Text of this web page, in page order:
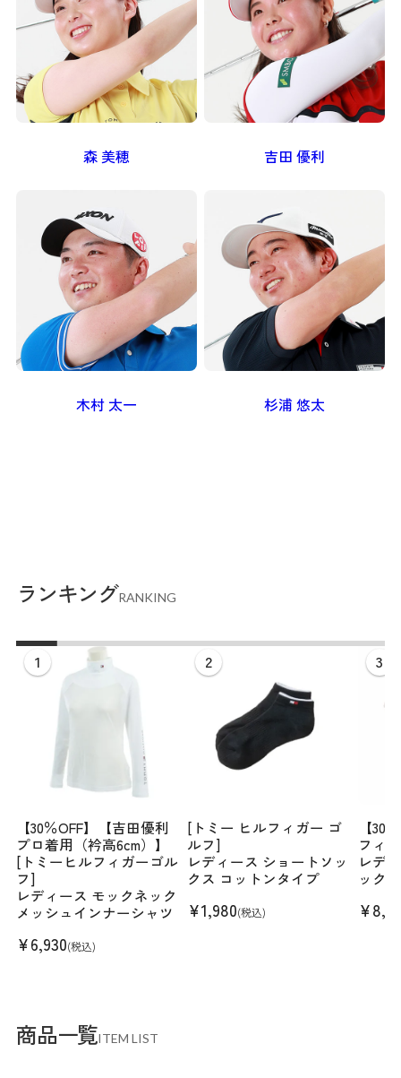
森 美穂 吉田 優利
木村 太一 杉浦 悠太
ランキングRANKING
【30％OFF】【吉田優利
プロ着用（衿高6cm）】
[トミーヒルフィガーゴル
フ]
レディース モックネック
メッシュインナーシャツ
¥6,930(税込)
[トミー ヒルフィガー ゴ
ルフ]
レディース ショートソッ
クス コットンタイプ
¥1,980(税込)
【30
フィ
レデ
ック
¥
商品一覧ITEM LIST